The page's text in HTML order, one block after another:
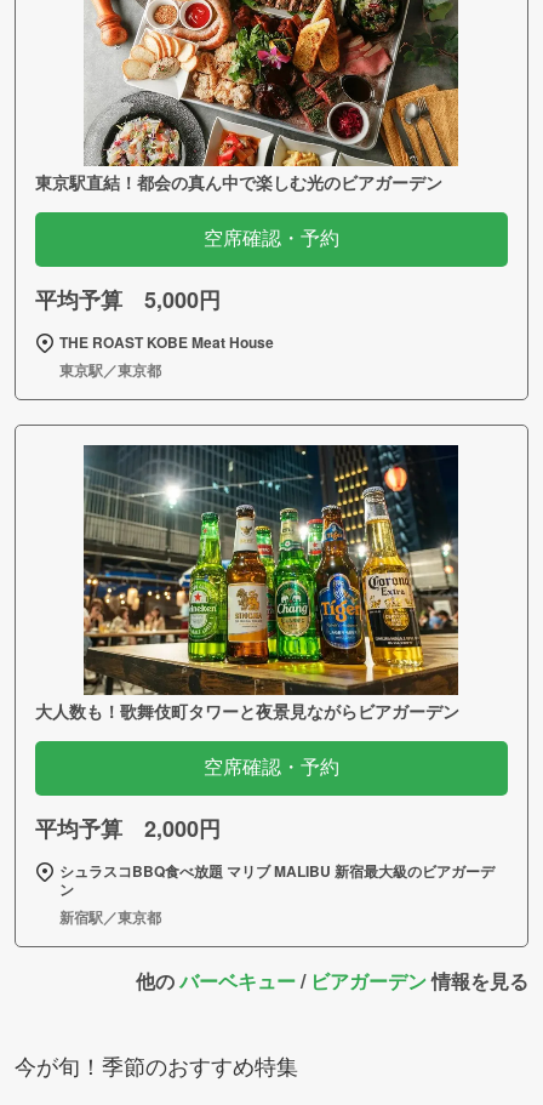
東京駅直結！都会の真ん中で楽しむ光のビアガーデン
空席確認・予約
平均予算 5,000円
THE ROAST KOBE Meat House
東京駅／東京都
大人数も！歌舞伎町タワーと夜景見ながらビアガーデン
空席確認・予約
平均予算 2,000円
シュラスコBBQ食べ放題 マリブ MALIBU 新宿最大級のビアガーデ
ン
新宿駅／東京都
他のバーベキュー/ ビアガーデン情報を見る
今が旬！季節のおすすめ特集